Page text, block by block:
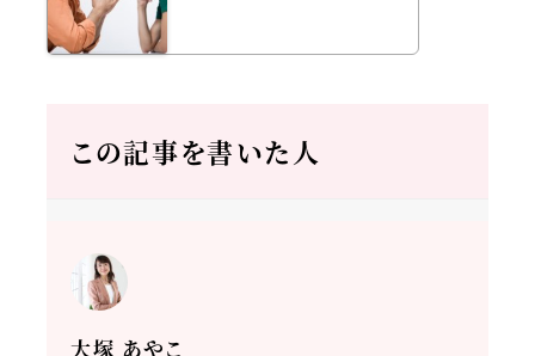
この記事を書いた人
大塚 あやこ